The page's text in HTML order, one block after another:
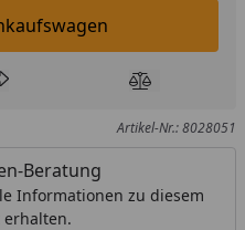
den Einkaufswagen legen
hinzufügen
Teilen Produkt
Artikel-Nr.: 8028051
Beratung
Informationen zu diesem
erhalten.